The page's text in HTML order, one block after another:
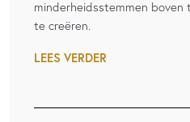
minderheidsstemmen boven
te creëren.
LEES VERDER